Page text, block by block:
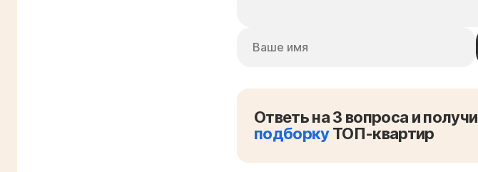
Ответь на 3 вопроса и получи
подборкуТОП-квартир